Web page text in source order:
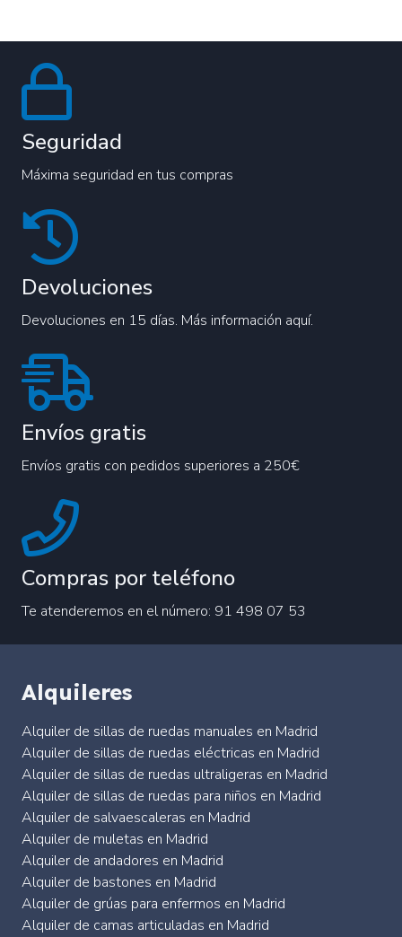
Seguridad
Máxima seguridad en tus compras
Devoluciones
Devoluciones en 15 días. Más información aquí.
Envíos gratis
Envíos gratis con pedidos superiores a 250€
Compras por teléfono
Te atenderemos en el número: 91 498 07 53
Alquileres
Alquiler de sillas de ruedas manuales en Madrid
Alquiler de sillas de ruedas eléctricas en Madrid
Alquiler de sillas de ruedas ultraligeras en Madrid
Alquiler de sillas de ruedas para niños en Madrid
Alquiler de salvaescaleras en Madrid
Alquiler de muletas en Madrid
Alquiler de andadores en Madrid
Alquiler de bastones en Madrid
Alquiler de grúas para enfermos en Madrid
Alquiler de camas articuladas en Madrid